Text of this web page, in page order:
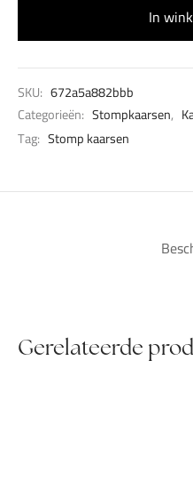
In
SKU: 672a5a882bbb
Categorieën: Stompkaarsen,
Tag: Stomp kaarsen
Gerelateerde